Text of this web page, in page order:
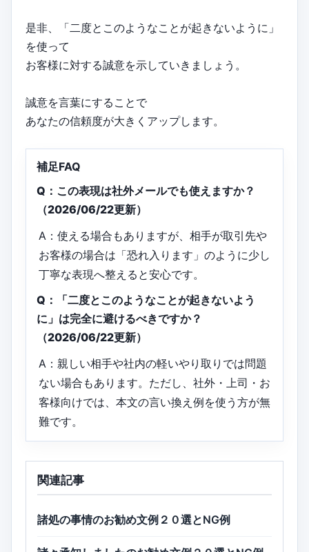
是非、「二度とこのようなことが起きないように」
を使って
お客様に対する誠意を示していきましょう。
誠意を言葉にすることで
あなたの信頼度が大きくアップします。
補足FAQ
Q：この表現は社外メールでも使えますか？
（2026/06/22更新）
A：使える場合もありますが、相手が取引先や
お客様の場合は「恐れ入ります」のように少し
丁寧な表現へ整えると安心です。
Q：「二度とこのようなことが起きないよう
に」は完全に避けるべきですか？
（2026/06/22更新）
A：親しい相手や社内の軽いやり取りでは問題
ない場合もあります。ただし、社外・上司・お
客様向けでは、本文の言い換え例を使う方が無
難です。
関連記事
諸処の事情のお勧め文例２０選とNG例